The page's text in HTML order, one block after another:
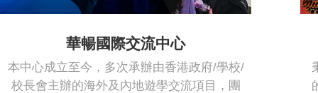
華暢國際交流中心
本中心成立至今，多次承辦由香港政府/學校/
校長會主辦的海外及內地遊學交流項目，團